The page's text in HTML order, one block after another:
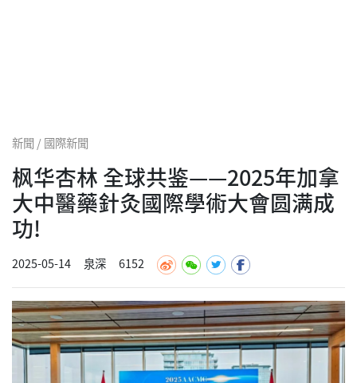
新聞 / 國際新聞
枫华杏林 全球共鉴——2025年加拿
大中醫藥針灸國際學術大會圆满成
功!
2025-05-14 泉深 6152